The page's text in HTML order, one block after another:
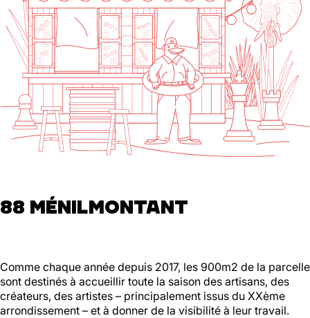
88 MÉNILMONTANT
Comme chaque année depuis 2017, les 900m2 de la parcelle
sont destinés à accueillir toute la saison des artisans, des
créateurs, des artistes – principalement issus du XXème
arrondissement – et à donner de la visibilité à leur travail.